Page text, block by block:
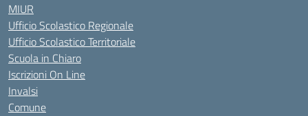
MIUR
Ufficio Scolastico Regionale
Ufficio Scolastico Territoriale
Scuola in Chiaro
Iscrizioni On Line
Invalsi
Comune